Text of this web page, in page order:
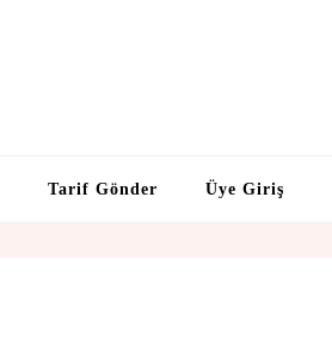
Tarif Gönder Üye Giriş